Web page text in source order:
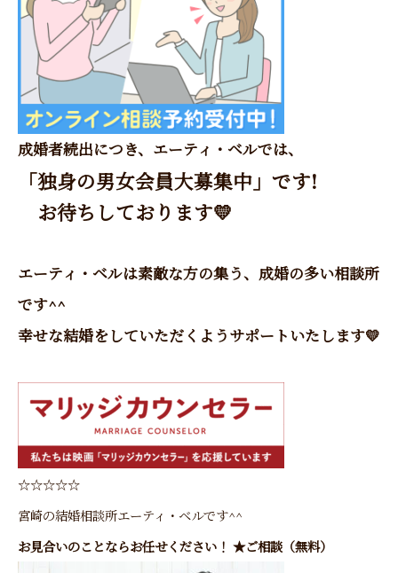
成婚者続出につき、エーティ・ベルでは、
「独身の男女会員大募集中」です!
お待ちしております💛
エーティ・ベルは素敵な方の集う、成婚の多い相談所
です^^
幸せな結婚をしていただくようサポートいたします💛
☆☆☆☆☆
宮崎の結婚相談所エーティ・ベルです^^
お見合いのことならお任せください！ ★ご相談（無料）